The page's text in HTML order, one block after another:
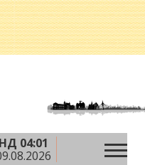
НД 04:01
»10 червня